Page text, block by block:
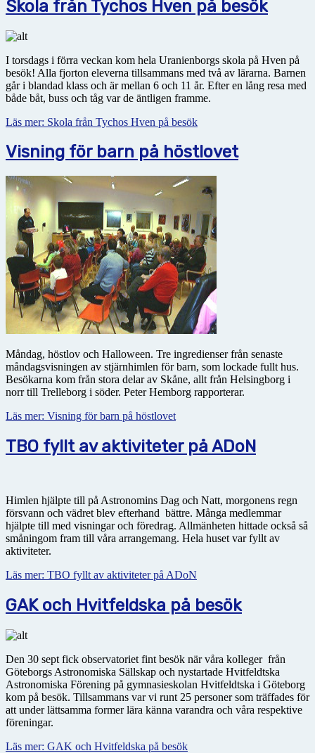
Skola från Tychos Hven på besök
I torsdags i förra veckan kom hela Uranienborgs skola på Hven på
besök! Alla fjorton eleverna tillsammans med två av lärarna. Barnen
går i blandad klass och är mellan 6 och 11 år. Efter en lång resa med
både båt, buss och tåg var de äntligen framme.
Läs mer: Skola från Tychos Hven på besök
Visning för barn på höstlovet
Måndag, höstlov och Halloween. Tre ingredienser från senaste
måndagsvisningen av stjärnhimlen för barn, som lockade fullt hus.
Besökarna kom från stora delar av Skåne, allt från Helsingborg i
norr till Trelleborg i söder. Peter Hemborg rapporterar.
Läs mer: Visning för barn på höstlovet
TBO fyllt av aktiviteter på ADoN
Himlen hjälpte till på Astronomins Dag och Natt, morgonens regn
försvann och vädret blev efterhand bättre. Många medlemmar
hjälpte till med visningar och föredrag. Allmänheten hittade också så
småningom fram till våra arrangemang. Hela huset var fyllt av
aktiviteter.
Läs mer: TBO fyllt av aktiviteter på ADoN
GAK och Hvitfeldska på besök
Den 30 sept fick observatoriet fint besök när våra kolleger från
Göteborgs Astronomiska Sällskap och nystartade Hvitfeldtska
Astronomiska Förening på gymnasieskolan Hvitfeldtska i Göteborg
kom på besök. Tillsammans var vi runt 25 personer som träffades för
att under lättsamma former lära känna varandra och våra respektive
föreningar.
Läs mer: GAK och Hvitfeldska på besök